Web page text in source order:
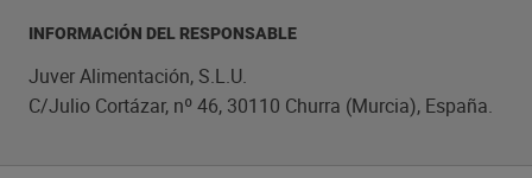
INFORMACIÓN DEL RESPONSABLE
Juver Alimentación, S.L.U.
C/Julio Cortázar, nº 46, 30110 Churra (Murcia), España.